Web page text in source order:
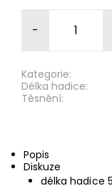
-
Kategorie:
Délka hadice:
Těsnění:
Popis
Diskuze
délka hadice